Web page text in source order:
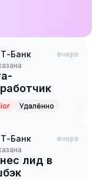
Т-Банк вчера
Удалённо
Т-Банк вчера
лид в